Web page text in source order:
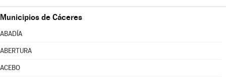
Municipios de Cáceres
ABADÍA
ABERTURA
ACEBO